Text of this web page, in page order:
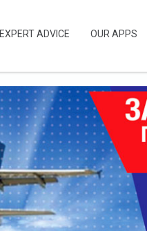
EXPERT ADVICE OUR APPS